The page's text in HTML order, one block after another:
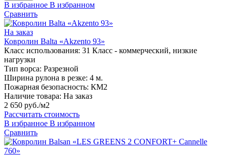
В избранное В избранном
Сравнить
На заказ
Ковролин Balta «Akzento 93»
Класс использования: 31 Класс - коммерческий, низкие
нагрузки
Тип ворса: Разрезной
Ширина рулона в резке: 4 м.
Пожарная безопасность: КМ2
Наличие товара: На заказ
2 650 руб./м2
Рассчитать стоимость
В избранное В избранном
Сравнить